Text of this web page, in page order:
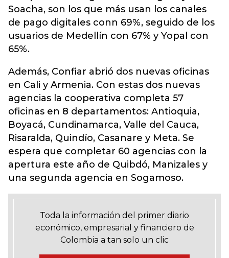
Soacha, son los que más usan los canales
de pago digitales conn 69%, seguido de los
usuarios de Medellín con 67% y Yopal con
65%.
Además, Confiar abrió dos nuevas oficinas
en Cali y Armenia. Con estas dos nuevas
agencias la cooperativa completa 57
oficinas en 8 departamentos: Antioquia,
Boyacá, Cundinamarca, Valle del Cauca,
Risaralda, Quindío, Casanare y Meta. Se
espera que completar 60 agencias con la
apertura este año de Quibdó, Manizales y
una segunda agencia en Sogamoso.
Toda la información del primer diario
económico, empresarial y financiero de
Colombia a tan solo un clic